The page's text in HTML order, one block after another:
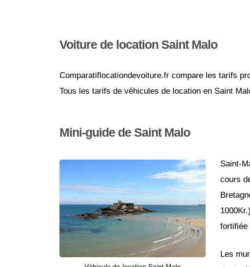
Voiture de location Saint Malo
Comparatiflocationdevoiture.fr compare les tarifs
Tous les tarifs de véhicules de location en Saint
Mini-guide de Saint Malo
Saint-
cours
fortifiée
Les